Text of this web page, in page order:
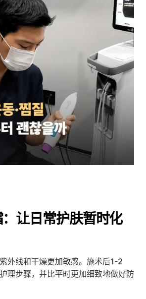
让日常护肤暂时化
外线和干燥更加敏感。施术后1-2
理步骤，并比平时更加细致地做好防